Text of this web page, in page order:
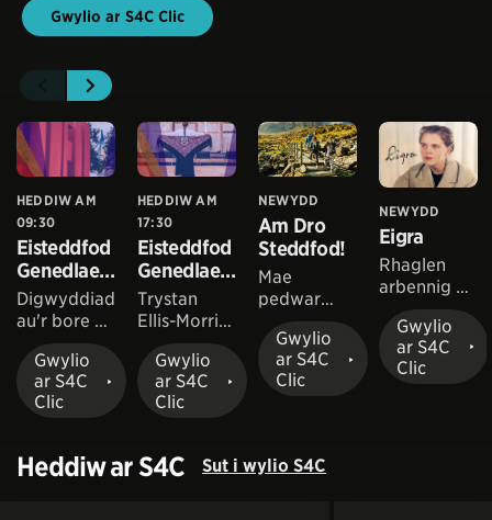
Gwylio ar S4C Clic
HEDDIW AM
09:30
Eisteddfod
Genedlaet
hol 2026
Digwyddiad
au'r bore o
faes
Eisteddfod
Genedlaeth
ol y Garreg
gynnwys
seremoni
Gwylio
ar S4C
Clic
HEDDIW AM
17:30
Eisteddfod
Genedlaet
hol 2026
Trystan
Ellis-Morris
ac Elin Fflur
fydd yn ein
tywys drwy
noson lawn
gystadlaeth
au corawl.
Gwylio
ar S4C
Clic
NEWYDD
Am Dro
Steddfod!
Mae
pedwar
wyneb
cyfarwydd
yn ein
tywys ar
Eisteddfod
Gwylio
ar S4C
Clic
NEWYDD
Eigra
Rhaglen
arbennig yn
dathlu
bywyd a
gwaith y
llenor,
Gwylio
ar S4C
Clic
Heddiw ar S4C Sut i wylio S4C